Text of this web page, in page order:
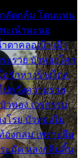
กลัดกลุ้ม โดนแฟน
ะเน้าพะนอ
ตาคลอเบ้า เฝ้า
ะรวย บัวทองโศก
อรักห่างร้างไกล
ปหวังความรวย
วทอง เวรกรรม
โรย บัวทองไม่
องกลม เพราะลืม
ะมัด หลงกลิ่นลิ้น